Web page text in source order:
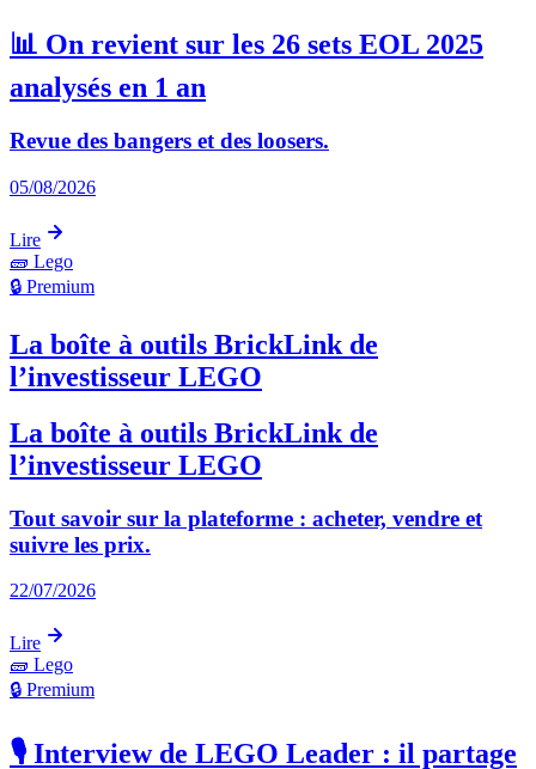
📊 On revient sur les 26 sets EOL 2025
analysés en 1 an
Revue des bangers et des loosers.
05/08/2026
Lire
🧱 Lego
🔒 Premium
La boîte à outils BrickLink de
l’investisseur LEGO
La boîte à outils BrickLink de
l’investisseur LEGO
Tout savoir sur la plateforme : acheter, vendre et
suivre les prix.
22/07/2026
Lire
🧱 Lego
🔒 Premium
🎙️ Interview de LEGO Leader : il partage